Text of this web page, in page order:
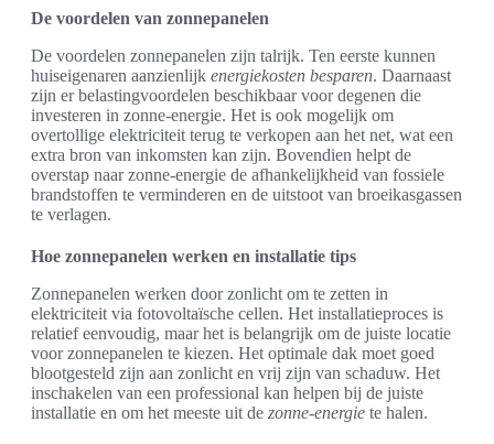
De voordelen van zonnepanelen
De voordelen zonnepanelen zijn talrijk. Ten eerste kunnen
huiseigenaren aanzienlijk energiekosten besparen. Daarnaast
zijn er belastingvoordelen beschikbaar voor degenen die
investeren in zonne-energie. Het is ook mogelijk om
overtollige elektriciteit terug te verkopen aan het net, wat een
extra bron van inkomsten kan zijn. Bovendien helpt de
overstap naar zonne-energie de afhankelijkheid van fossiele
brandstoffen te verminderen en de uitstoot van broeikasgassen
te verlagen.
Hoe zonnepanelen werken en installatie tips
Zonnepanelen werken door zonlicht om te zetten in
elektriciteit via fotovoltaïsche cellen. Het installatieproces is
relatief eenvoudig, maar het is belangrijk om de juiste locatie
voor zonnepanelen te kiezen. Het optimale dak moet goed
blootgesteld zijn aan zonlicht en vrij zijn van schaduw. Het
inschakelen van een professional kan helpen bij de juiste
installatie en om het meeste uit de zonne-energie te halen.